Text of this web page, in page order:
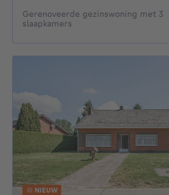
Gerenoveerde gezinswoning met 3
slaapkamers
NIEUW